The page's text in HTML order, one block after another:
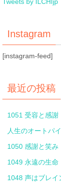
Instagram
[instagram-feed]
最近の投稿
1051 受容と感謝
人生のオートパ
1050 感謝と笑み
1049 永遠の生命
1048 声はブレイ